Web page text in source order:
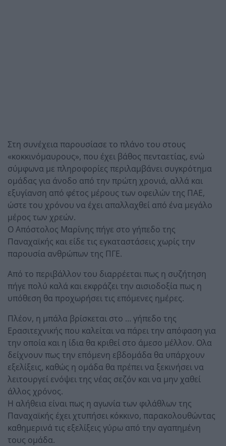
Στη συνέχεια παρουσίασε το πλάνο του στους
«κοκκινόμαυρους», που έχει βάθος πενταετίας, ενώ
σύμφωνα με πληροφορίες περιλαμβάνει συγκρότημα
ομάδας για άνοδο από την πρώτη χρονιά, αλλά και
εξυγίανση από φέτος μέρους των οφειλών της ΠΑΕ,
ώστε του χρόνου να έχει απαλλαχθεί από ένα μεγάλο
μέρος των χρεών.
Ο Απόστολος Μαρίνης πήγε στο γήπεδο της
Παναχαϊκής και είδε τις εγκαταστάσεις χωρίς την
παρουσία ανθρώπων της ΠΓΕ.
Από το περιβάλλον του διαρρέεται πως η συζήτηση
πήγε πολύ καλά και εκφράζει την αισιοδοξία πως η
υπόθεση θα προχωρήσει τις επόμενες ημέρες.
Πλέον, η μπάλα βρίσκεται στο … γήπεδο της
Ερασιτεχνικής που καλείται να πάρει την απόφαση για
την οποία και η ίδια θα κριθεί στο άμεσο μέλλον. Ολα
δείχνουν πως την επόμενη εβδομάδα θα υπάρχουν
εξελίξεις, καθώς η ομάδα θα πρέπει να ξεκινήσει να
λειτουργεί ενόψει της νέας σεζόν και να μην χαθεί
άλλος χρόνος.
Η αλήθεια είναι πως η αγωνία των φιλάθλων της
Παναχαϊκής έχει χτυπήσει κόκκινο, παρακολουθώντας
καθημερινά τις εξελίξεις γύρω από την αγαπημένη
τους ομάδα.